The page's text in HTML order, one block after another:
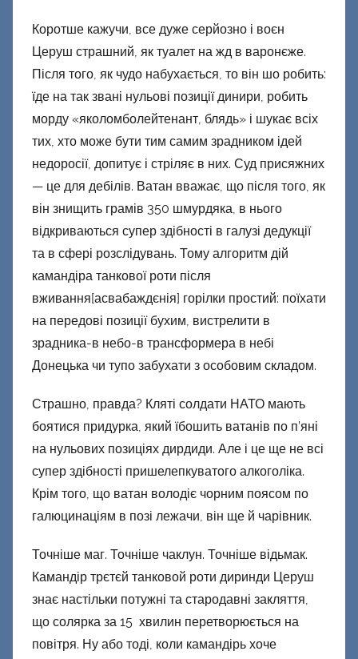
Коротше кажучи, все дуже серйозно і воєн
Церуш страшний, як туалет на жд в варонєже.
Після того, як чудо набухається, то він шо робить:
їде на так звані нульові позиції динири, робить
морду «яколомболейтенант, блядь» і шукає всіх
тих, хто може бути тим самим зрадником ідей
недоросії, допитує і стріляє в них. Суд присяжних
— це для дебілів. Ватан вважає, що після того, як
він знищить грамів 350 шмурдяка, в нього
відкриваються супер здібності в галузі дедукції
та в сфері розслідувань. Тому алгоритм дій
камандіра танкової роти після
вживання[асвабаждєнія] горілки простий: поїхати
на передові позиції бухим, вистрелити в
зрадника-в небо-в трансформера в небі
Донецька чи тупо забухати з особовим складом.
Страшно, правда? Кляті солдати НАТО мають
боятися придурка, який їбошить ватанів по п’яні
на нульових позиціях дирдиди. Але і це ще не всі
супер здібності пришелепкуватого алкоголіка.
Крім того, що ватан володіє чорним поясом по
галюцинаціям в позі лежачи, він ще й чарівник.
Точніше маг. Точніше чаклун. Точніше відьмак.
Камандір трєтєй танковой роти диринди Церуш
знає настільки потужні та стародавні закляття,
що солярка за 15 хвилин перетворюється на
повітря. Ну або тоді, коли камандірь хоче